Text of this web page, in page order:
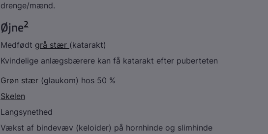
drenge/mænd.
Øjne2
Medfødt grå stær (katarakt)
Kvindelige anlægsbærere kan få katarakt efter puberteten
Grøn stær (glaukom) hos 50 %
Skelen
Langsynethed
Vækst af bindevæv (keloider) på hornhinde og slimhinde